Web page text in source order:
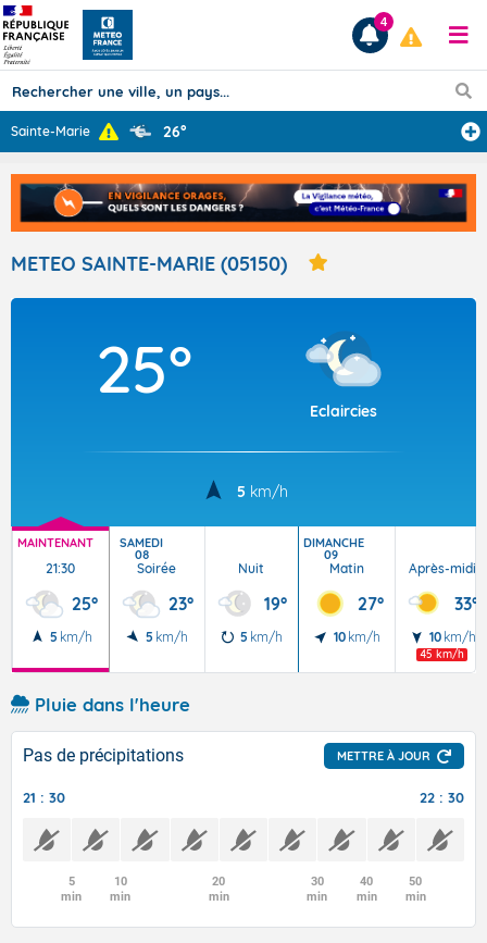
Prévisions
TOUS LES RÉSULTATS
Articles
4
Sainte-Marie 26°
METEO SAINTE-MARIE (05150)
25°
Eclaircies
5 km/h
MAINTENANT
21:30
25°
5 km/h
SAMEDI
08
Soirée
23°
5 km/h
Nuit
19°
5 km/h
DIMANCHE
09
Matin
27°
10 km/h
Après-midi
33°
10 km/h
45 km/h
Pluie dans l'heure
Pas de précipitations METTRE À JOUR
21 : 30 22 : 30
5
min
10
min
20
min
30
min
40
min
50
min